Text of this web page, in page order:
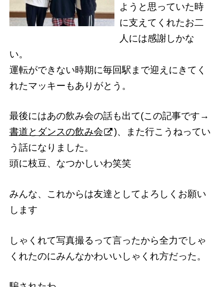
ようと思っていた時
に支えてくれたお二
人には感謝しかな
い。
運転ができない時期に毎回駅まで迎えにきてく
れたマッキーもありがとう。
最後にはあの飲み会の話も出て(この記事です→
書道とダンスの飲み会
)、また行こうねってい
う話になりました。
頭に枝豆、なつかしいわ笑笑
みんな、これからは友達としてよろしくお願い
します
しゃくれて写真撮るって言ったから全力でしゃ
くれたのにみんなかわいいしゃくれ方だった。